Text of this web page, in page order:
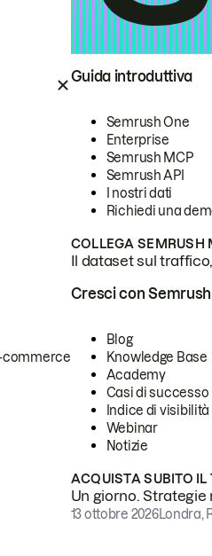
Guida introduttiva
Semrush One
Enterprise
Semrush MCP
Semrush API
I nostri dati
Richiedi una
COLLEGA SEMRUSH
Il dataset sul
commerce
Cresci con Semrush
Blog
Knowledge Base
Academy
Casi di successo
Indice di visibilità
Webinar
Notizie
ACQUISTA SUBITO IL
Un giorno.
13 ottobre 2026Londra,